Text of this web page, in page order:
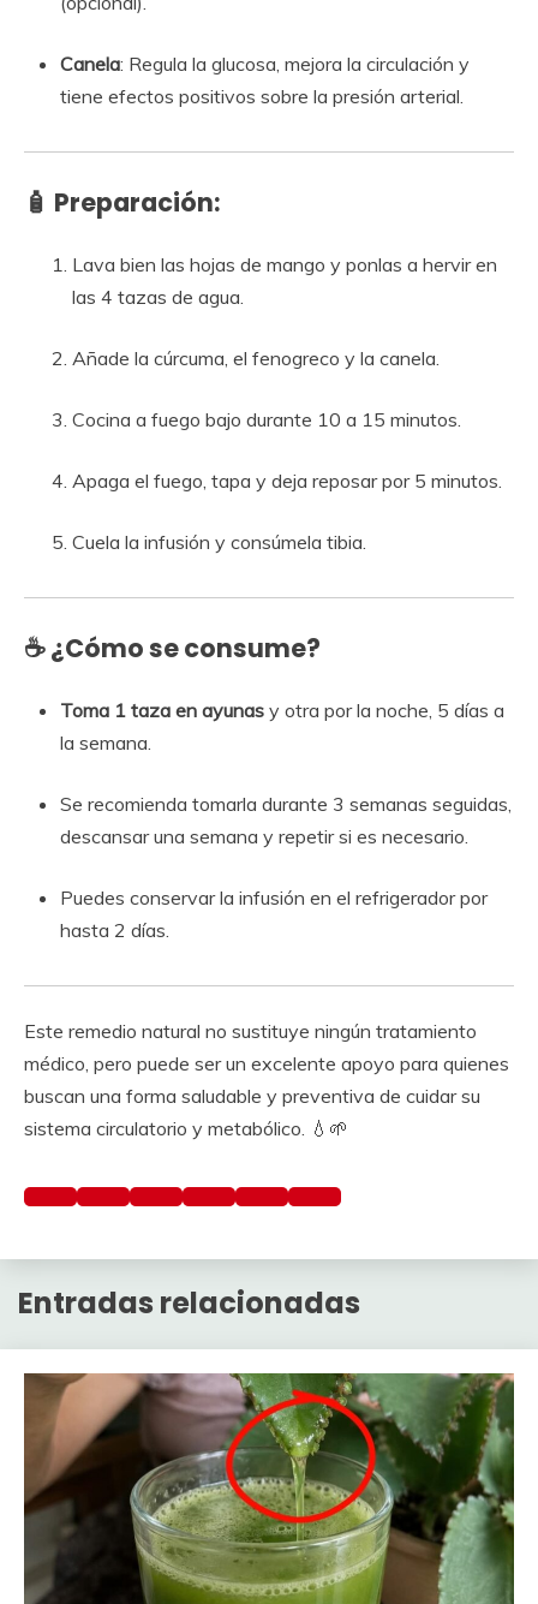
Canela: Regula la glucosa, mejora la circulación y
tiene efectos positivos sobre la presión arterial.
🧴 Preparación:
Lava bien las hojas de mango y ponlas a hervir en
las 4 tazas de agua.
Añade la cúrcuma, el fenogreco y la canela.
Cocina a fuego bajo durante 10 a 15 minutos.
Apaga el fuego, tapa y deja reposar por 5 minutos.
Cuela la infusión y consúmela tibia.
☕ ¿Cómo se consume?
Toma 1 taza en ayunas y otra por la noche, 5 días a
la semana.
Se recomienda tomarla durante 3 semanas seguidas,
descansar una semana y repetir si es necesario.
Puedes conservar la infusión en el refrigerador por
hasta 2 días.
Este remedio natural no sustituye ningún tratamiento
médico, pero puede ser un excelente apoyo para quienes
buscan una forma saludable y preventiva de cuidar su
sistema circulatorio y metabólico. 💧🌱
ChatGPT
Entradas relacionadas